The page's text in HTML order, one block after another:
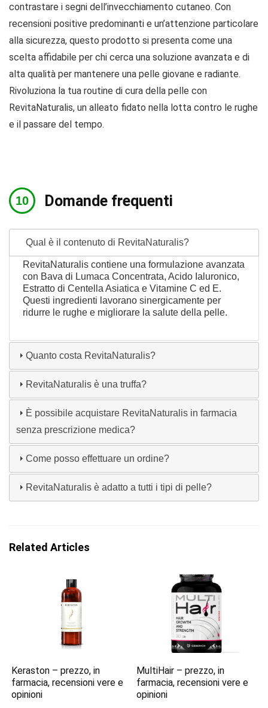
contrastare i segni dell’invecchiamento cutaneo. Con
recensioni positive predominanti e un’attenzione particolare
alla sicurezza, questo prodotto si presenta come una
scelta affidabile per chi cerca una soluzione avanzata e di
alta qualità per mantenere una pelle giovane e radiante.
Rivoluziona la tua routine di cura della pelle con
RevitaNaturalis, un alleato fidato nella lotta contro le rughe
e il passare del tempo.
Domande frequenti
Qual è il contenuto di RevitaNaturalis?
RevitaNaturalis contiene una formulazione avanzata
con Bava di Lumaca Concentrata, Acido Ialuronico,
Estratto di Centella Asiatica e Vitamine C ed E.
Questi ingredienti lavorano sinergicamente per
ridurre le rughe e migliorare la salute della pelle.
Quanto costa RevitaNaturalis?
RevitaNaturalis è una truffa?
È possibile acquistare RevitaNaturalis in farmacia
senza prescrizione medica?
Come posso effettuare un ordine?
RevitaNaturalis è adatto a tutti i tipi di pelle?
Related Articles
Keraston – prezzo, in
farmacia, recensioni vere e
opinioni
MultiHair – prezzo, in
farmacia, recensioni vere e
opinioni